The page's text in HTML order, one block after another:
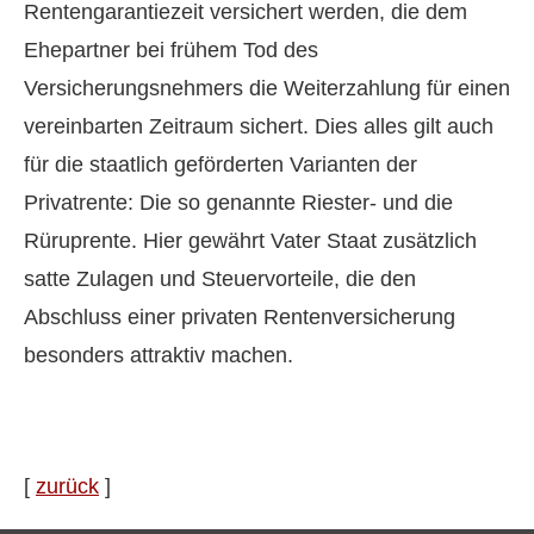
Rentengarantiezeit versichert werden, die dem
Ehepartner bei frühem Tod des
Versicherungsnehmers die Weiterzahlung für einen
vereinbarten Zeitraum sichert. Dies alles gilt auch
für die staatlich geförderten Varianten der
Privatrente: Die so genannte Riester- und die
Rüruprente. Hier gewährt Vater Staat zusätzlich
satte Zulagen und Steuervorteile, die den
Abschluss einer privaten Rentenversicherung
besonders attraktiv machen.
[ zurück ]